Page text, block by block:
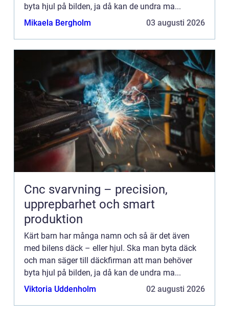
byta hjul på bilden, ja då kan de undra ma...
Mikaela Bergholm
03 augusti 2026
Cnc svarvning – precision,
upprepbarhet och smart
produktion
Kärt barn har många namn och så är det även
med bilens däck – eller hjul. Ska man byta däck
och man säger till däckfirman att man behöver
byta hjul på bilden, ja då kan de undra ma...
Viktoria Uddenholm
02 augusti 2026